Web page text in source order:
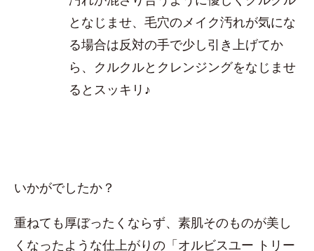
となじませ、毛穴のメイク汚れが気にな
る場合は反対の手で少し引き上げてか
ら、クルクルとクレンジングをなじませ
るとスッキリ♪
いかがでしたか？
重ねても厚ぼったくならず、素肌そのものが美し
くなったような仕上がりの「オルビスユー トリー